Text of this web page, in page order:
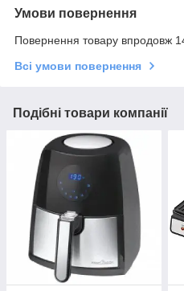
Умови повернення
Повернення товару впродовж
Всі умови повернення
Подібні товари компанії